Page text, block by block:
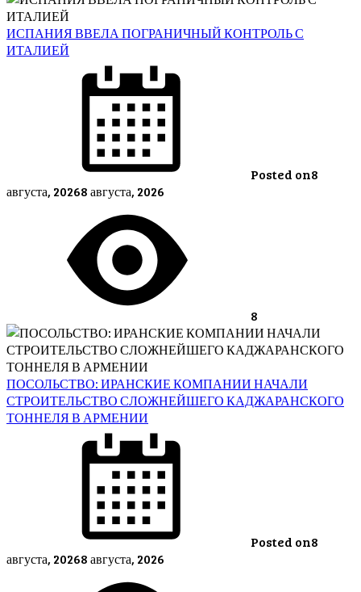
ИСПАНИЯ ВВЕЛА ПОГРАНИЧНЫЙ КОНТРОЛЬ С
ИТАЛИЕЙ
Posted on8
августа, 20268 августа, 2026
8
ПОСОЛЬСТВО: ИРАНСКИЕ КОМПАНИИ НАЧАЛИ
СТРОИТЕЛЬСТВО СЛОЖНЕЙШЕГО КАДЖАРАНСКОГО
ТОННЕЛЯ В АРМЕНИИ
Posted on8
августа, 20268 августа, 2026